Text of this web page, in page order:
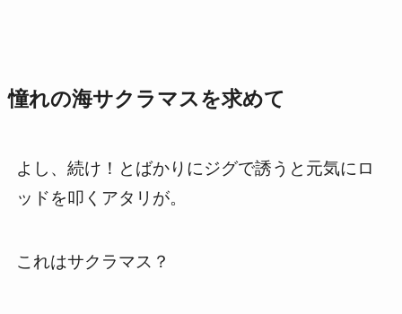
憧れの海サクラマスを求めて
よし、続け！とばかりにジグで誘うと元気にロ
ッドを叩くアタリが。
これはサクラマス？